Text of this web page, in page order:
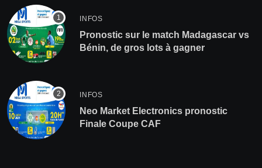
INFOS
Pronostic sur le match Madagascar vs
Bénin, de gros lots à gagner
INFOS
Neo Market Electronics pronostic
Finale Coupe CAF